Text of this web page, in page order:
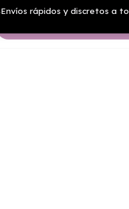
rápidos y discretos a